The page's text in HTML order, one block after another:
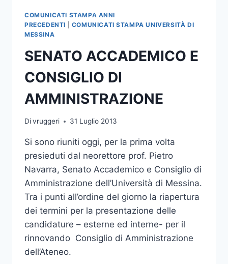
COMUNICATI STAMPA ANNI
PRECEDENTI
COMUNICATI STAMPA UNIVERSITÀ DI
MESSINA
SENATO ACCADEMICO E
CONSIGLIO DI
AMMINISTRAZIONE
Divruggeri 31 Luglio 2013
Si sono riuniti oggi, per la prima volta
presieduti dal neorettore prof. Pietro
Navarra, Senato Accademico e Consiglio di
Amministrazione dell’Università di Messina.
Tra i punti all’ordine del giorno la riapertura
dei termini per la presentazione delle
candidature – esterne ed interne- per il
rinnovando Consiglio di Amministrazione
dell’Ateneo.